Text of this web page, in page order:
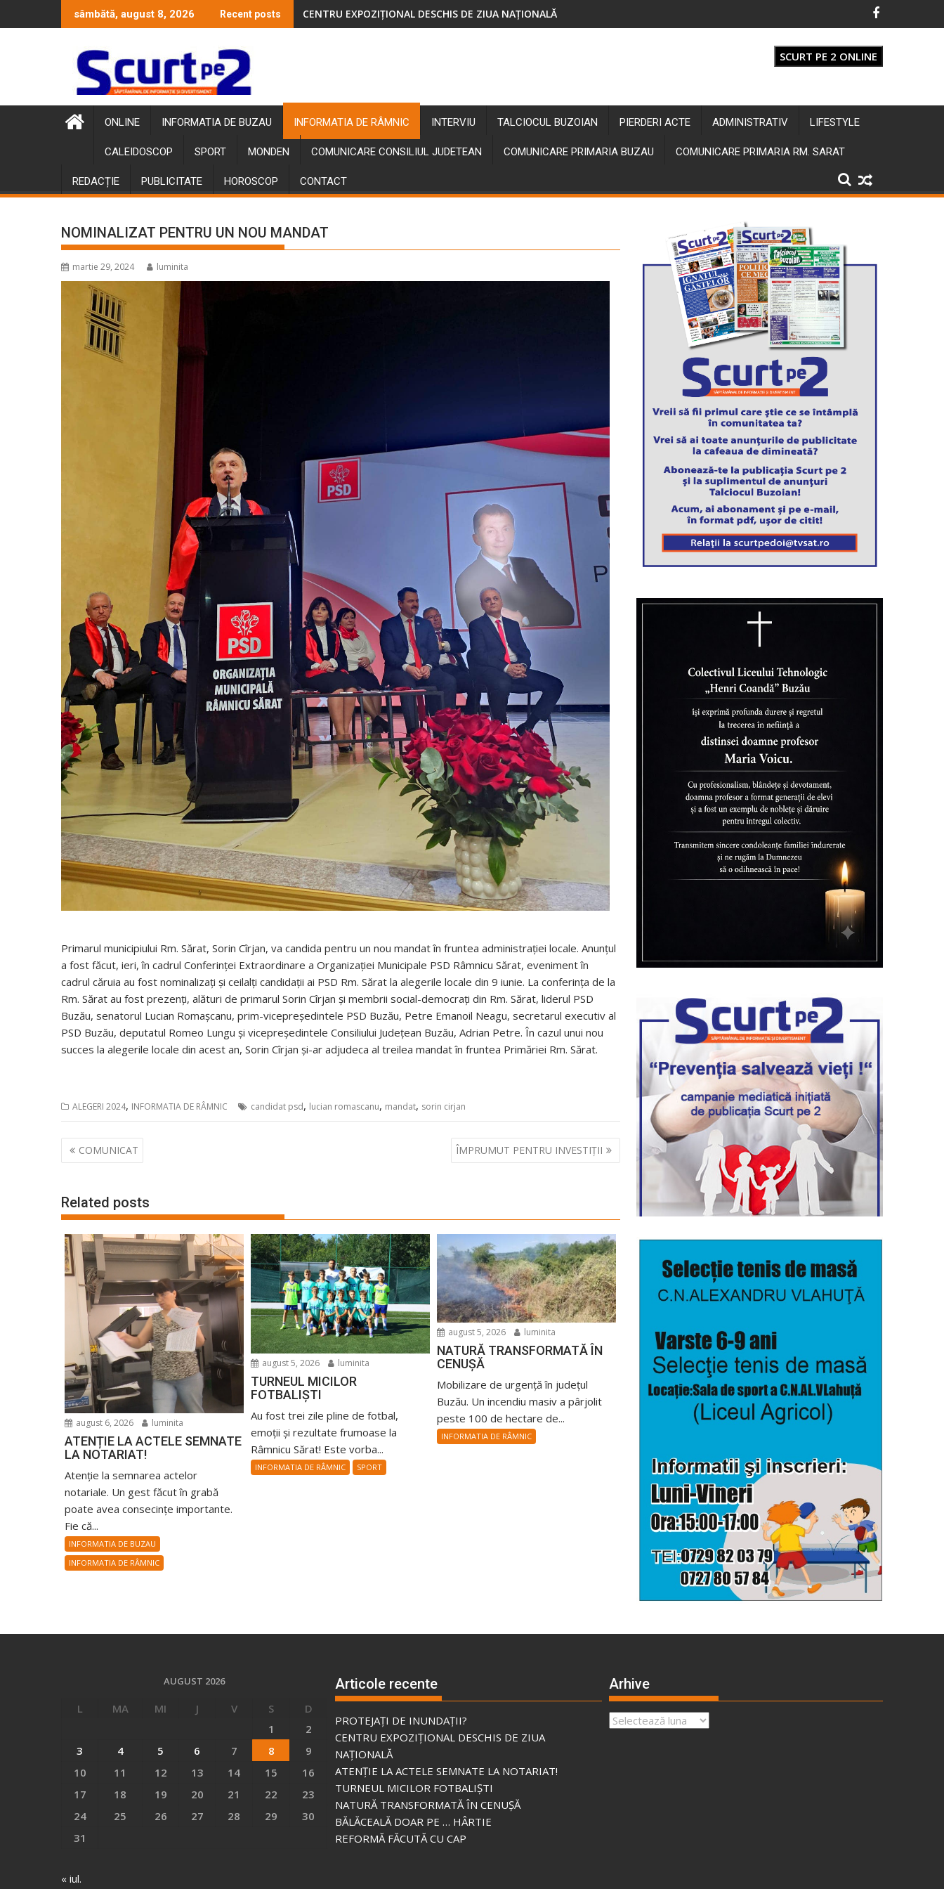
to
sâmbătă, august 8, 2026 Recent posts CENTRU EXPOZIȚIONAL DESCHIS DE ZIUA NAȚIONALĂ
SCURT PE 2 ONLINE
ONLINE INFORMATIA DE BUZAU INFORMATIA DE RÂMNIC INTERVIU TALCIOCUL BUZOIAN PIERDERI ACTE ADMINISTRATIV LIFESTYLE
CALEIDOSCOP SPORT MONDEN COMUNICARE CONSILIUL JUDETEAN COMUNICARE PRIMARIA BUZAU COMUNICARE PRIMARIA RM. SARAT
REDACȚIE PUBLICITATE HOROSCOP CONTACT
NOMINALIZAT PENTRU UN NOU MANDAT
martie 29, 2024 luminita
Primarul municipiului Rm. Sărat, Sorin Cîrjan, va candida pentru un nou mandat în fruntea administrației locale. Anunțul
a fost făcut, ieri, în cadrul Conferinței Extraordinare a Organizației Municipale PSD Râmnicu Sărat, eveniment în
cadrul căruia au fost nominalizați și ceilalți candidații ai PSD Rm. Sărat la alegerile locale din 9 iunie. La conferința de la
Rm. Sărat au fost prezenți, alături de primarul Sorin Cîrjan și membrii social-democrați din Rm. Sărat, liderul PSD
Buzău, senatorul Lucian Romașcanu, prim-vicepreședintele PSD Buzău, Petre Emanoil Neagu, secretarul executiv al
PSD Buzău, deputatul Romeo Lungu și vicepreședintele Consiliului Județean Buzău, Adrian Petre. În cazul unui nou
succes la alegerile locale din acest an, Sorin Cîrjan și-ar adjudeca al treilea mandat în fruntea Primăriei Rm. Sărat.
ALEGERI 2024, INFORMATIA DE RÂMNIC candidat psd, lucian romascanu, mandat, sorin cirjan
Navigare
în
COMUNICAT ÎMPRUMUT PENTRU INVESTIȚII
Related posts
august 6, 2026 luminita
ATENȚIE LA ACTELE SEMNATE
LA NOTARIAT!
Atenție la semnarea actelor
notariale. Un gest făcut în grabă
poate avea consecințe importante.
Fie că...
INFORMATIA DE BUZAU
INFORMATIA DE RÂMNIC
august 5, 2026 luminita
TURNEUL MICILOR
FOTBALIȘTI
Au fost trei zile pline de fotbal,
emoții și rezultate frumoase la
Râmnicu Sărat! Este vorba...
INFORMATIA DE RÂMNIC SPORT
august 5, 2026 luminita
NATURĂ TRANSFORMATĂ ÎN
CENUȘĂ
Mobilizare de urgență în județul
Buzău. Un incendiu masiv a pârjolit
peste 100 de hectare de...
INFORMATIA DE RÂMNIC
AUGUST 2026
L MA MI J V S
D
1
2
3
4 5 6 7 8
9
10
11 12 13 14 15
16
17
18 19 20 21 22
23
24
25 26 27 28 29
30
31
« iul.
Articole recente
PROTEJAȚI DE INUNDAȚII?
CENTRU EXPOZIȚIONAL DESCHIS DE ZIUA
NAȚIONALĂ
ATENȚIE LA ACTELE SEMNATE LA NOTARIAT!
TURNEUL MICILOR FOTBALIȘTI
NATURĂ TRANSFORMATĂ ÎN CENUȘĂ
BĂLĂCEALĂ DOAR PE … HÂRTIE
REFORMĂ FĂCUTĂ CU CAP
Arhive
Arhive